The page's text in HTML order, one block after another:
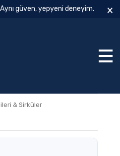
güven, yepyeni deneyim. ×
& Sirküler